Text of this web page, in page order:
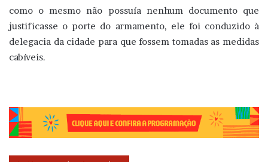
como o mesmo não possuía nenhum documento que
justificasse o porte do armamento, ele foi conduzido à
delegacia da cidade para que fossem tomadas as medidas
cabíveis.